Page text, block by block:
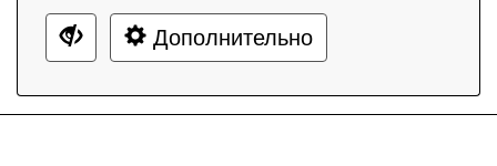
Дополнительно